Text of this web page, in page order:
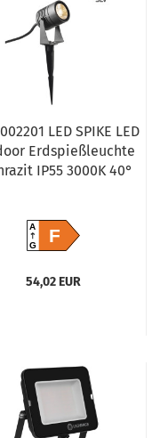
LED SPIKE LED
Erdspießleuchte
IP55 3000K 40°
A
GF
54,02 EUR